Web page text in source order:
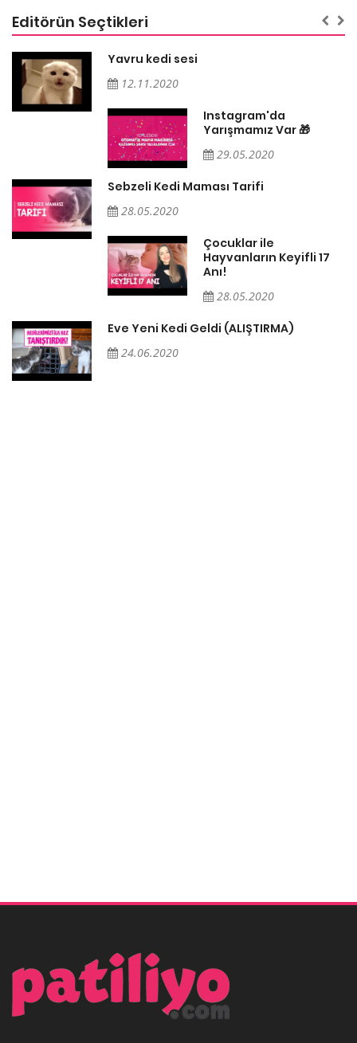
Editörün Seçtikleri
Yavru kedi sesi
12.11.2020
Instagram'da
Yarışmamız Var 🎁
29.05.2020
Sebzeli Kedi Maması Tarifi
28.05.2020
Çocuklar ile
Hayvanların Keyifli 17
Anı!
28.05.2020
Eve Yeni Kedi Geldi (ALIŞTIRMA)
24.06.2020